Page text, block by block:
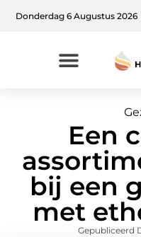
Donderdag 6 Augustus 2026
Een
bij een
met
Gepubliceerd